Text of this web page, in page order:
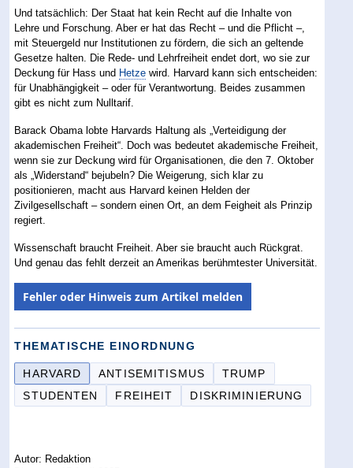
Und tatsächlich: Der Staat hat kein Recht auf die Inhalte von
Lehre und Forschung. Aber er hat das Recht – und die Pflicht –,
mit Steuergeld nur Institutionen zu fördern, die sich an geltende
Gesetze halten. Die Rede- und Lehrfreiheit endet dort, wo sie zur
Deckung für Hass und Hetze wird. Harvard kann sich entscheiden:
für Unabhängigkeit – oder für Verantwortung. Beides zusammen
gibt es nicht zum Nulltarif.
Barack Obama lobte Harvards Haltung als „Verteidigung der
akademischen Freiheit“. Doch was bedeutet akademische Freiheit,
wenn sie zur Deckung wird für Organisationen, die den 7. Oktober
als „Widerstand“ bejubeln? Die Weigerung, sich klar zu
positionieren, macht aus Harvard keinen Helden der
Zivilgesellschaft – sondern einen Ort, an dem Feigheit als Prinzip
regiert.
Wissenschaft braucht Freiheit. Aber sie braucht auch Rückgrat.
Und genau das fehlt derzeit an Amerikas berühmtester Universität.
Fehler oder Hinweis zum Artikel melden
THEMATISCHE EINORDNUNG
HARVARD ANTISEMITISMUS
TRUMP
STUDENTEN
FREIHEIT DISKRIMINIERUNG
Autor: Redaktion